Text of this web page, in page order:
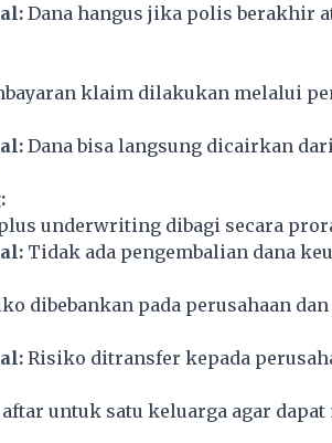
Dana hangus jika polis berakhir
klaim dilakukan melalui
Dana bisa langsung dicairkan
underwriting dibagi secara
Tidak ada pengembalian dana
dibebankan pada perusahaan dan
Risiko ditransfer kepada
untuk satu keluarga agar